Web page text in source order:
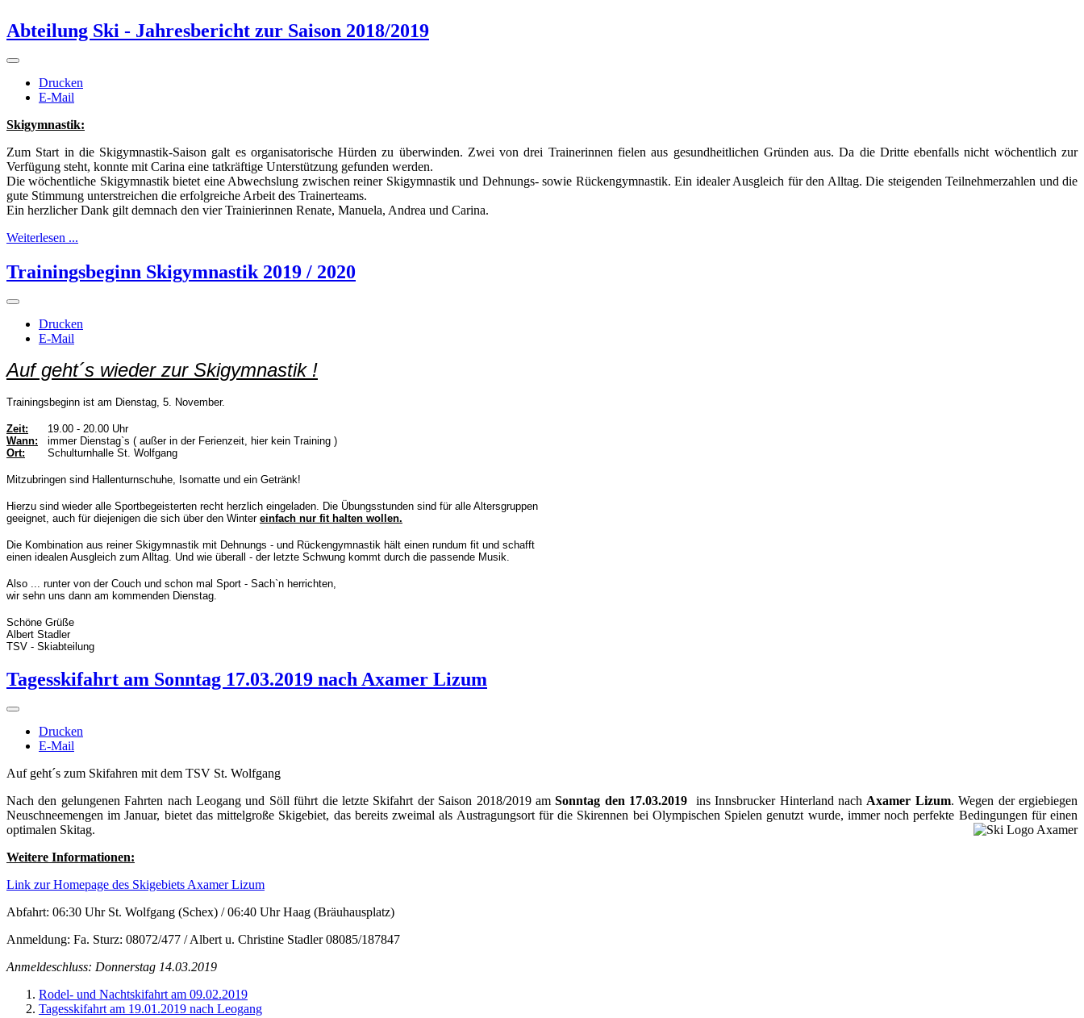
Abteilung Ski - Jahresbericht zur Saison 2018/2019
Drucken
E-Mail
Skigymnastik:
Zum Start in die Skigymnastik-Saison galt es organisatorische Hürden zu überwinden. Zwei von drei Trainerinnen fielen aus gesundheitlichen Gründen aus. Da die Dritte ebenfalls nicht wöchentlich zur
Verfügung steht, konnte mit Carina eine tatkräftige Unterstützung gefunden werden.
Die wöchentliche Skigymnastik bietet eine Abwechslung zwischen reiner Skigymnastik und Dehnungs- sowie Rückengymnastik. Ein idealer Ausgleich für den Alltag. Die steigenden Teilnehmerzahlen und die
gute Stimmung unterstreichen die erfolgreiche Arbeit des Trainerteams.
Ein herzlicher Dank gilt demnach den vier Trainierinnen Renate, Manuela, Andrea und Carina.
Weiterlesen ...
Trainingsbeginn Skigymnastik 2019 / 2020
Drucken
E-Mail
Auf geht´s wieder zur Skigymnastik !
Trainingsbeginn ist am Dienstag, 5. November.
Zeit: 19.00 - 20.00 Uhr
Wann: immer Dienstag`s ( außer in der Ferienzeit, hier kein Training )
Ort: Schulturnhalle St. Wolfgang
Mitzubringen sind Hallenturnschuhe, Isomatte und ein Getränk!
Hierzu sind wieder alle Sportbegeisterten recht herzlich eingeladen. Die Übungsstunden sind für alle Altersgruppen
geeignet, auch für diejenigen die sich über den Winter einfach nur fit halten wollen.
Die Kombination aus reiner Skigymnastik mit Dehnungs - und Rückengymnastik hält einen rundum fit und schafft
einen idealen Ausgleich zum Alltag. Und wie überall - der letzte Schwung kommt durch die passende Musik.
Also ... runter von der Couch und schon mal Sport - Sach`n herrichten,
wir sehn uns dann am kommenden Dienstag.
Schöne Grüße
Albert Stadler
TSV - Skiabteilung
Tagesskifahrt am Sonntag 17.03.2019 nach Axamer Lizum
Drucken
E-Mail
Auf geht´s zum Skifahren mit dem TSV St. Wolfgang
Nach den gelungenen Fahrten nach Leogang und Söll führt die letzte Skifahrt der Saison 2018/2019 amSonntag den 17.03.2019 ins Innsbrucker Hinterland nach Axamer Lizum. Wegen der ergiebiegen
Neuschneemengen im Januar, bietet das mittelgroße Skigebiet, das bereits zweimal als Austragungsort für die Skirennen bei Olympischen Spielen genutzt wurde, immer noch perfekte Bedingungen für einen
optimalen Skitag.
Weitere Informationen:
Link zur Homepage des Skigebiets Axamer Lizum
Abfahrt: 06:30 Uhr St. Wolfgang (Schex) / 06:40 Uhr Haag (Bräuhausplatz)
Anmeldung: Fa. Sturz: 08072/477 / Albert u. Christine Stadler 08085/187847
Anmeldeschluss: Donnerstag 14.03.2019
Rodel- und Nachtskifahrt am 09.02.2019
Tagesskifahrt am 19.01.2019 nach Leogang